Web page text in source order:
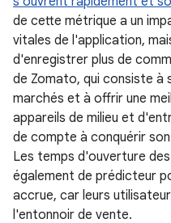
de cette métrique a un
vitales de l'application,
d'enregistrer plus de
de Zomato, qui consiste à
marchés et à offrir une
appareils de milieu et
de compte à conquérir
Les temps d'ouverture
également de prédicteur
accrue, car leurs
l'entonnoir de vente.